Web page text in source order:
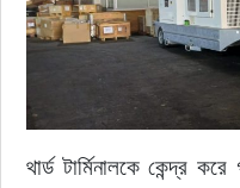
থার্ড টার্মিনালকে কেন্দ্র